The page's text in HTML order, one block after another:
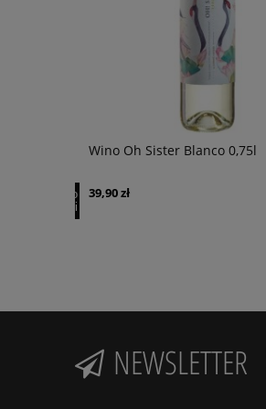
Wino Oh Sister Blanco 0,75l
39,90 zł
NEWSLETTER